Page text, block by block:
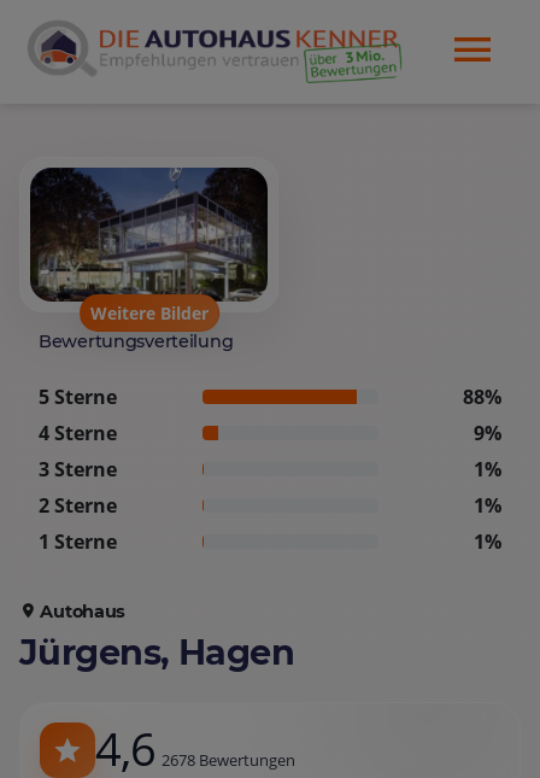
Weitere Bilder
Bewertungsverteilung
5 Sterne
88%
4 Sterne
9%
3 Sterne
1%
2 Sterne
1%
1 Sterne
1%
Autohaus
Jürgens, Hagen
4,6 2678 Bewertungen